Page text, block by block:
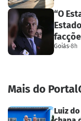
“O
Goiás·8h
Mais do
Luiz